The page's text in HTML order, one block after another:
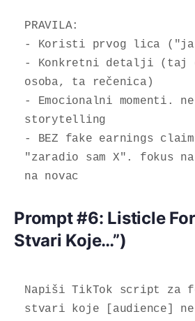
PRAVILA:
- Koristi prvog lica
- Konkretni detalji (taj
osoba, ta rečenica)
- Emocionalni momenti.
storytelling
- BEZ fake earnings
"zaradio sam X". fokus na
na novac
Prompt #6: Listicle
Stvari Koje…”)
Napiši TikTok script za
stvari koje [audience]